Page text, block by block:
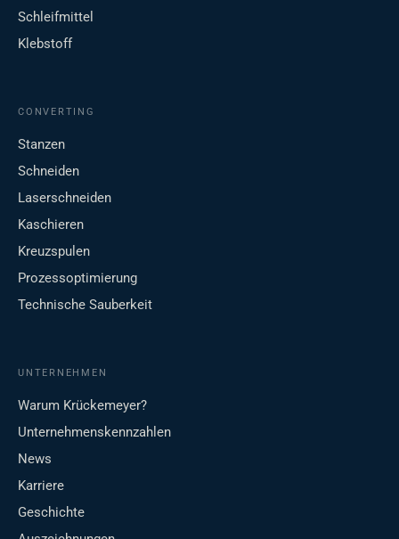
Schleifmittel
Klebstoff
CONVERTING
Stanzen
Schneiden
Laserschneiden
Kaschieren
Kreuzspulen
Prozessoptimierung
Technische Sauberkeit
UNTERNEHMEN
Warum Krückemeyer?
Unternehmenskennzahlen
News
Karriere
Geschichte